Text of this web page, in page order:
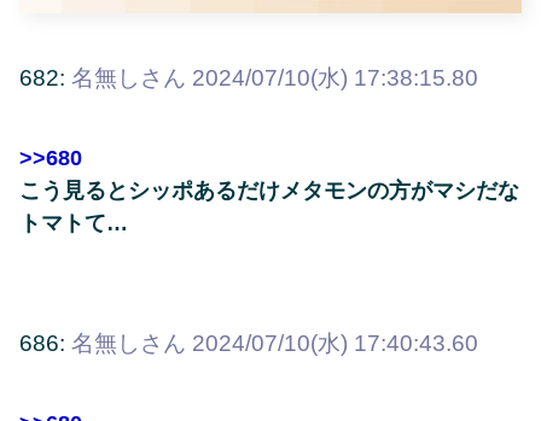
682: 名無しさん 2024/07/10(水) 17:38:15.80
>>680
こう見るとシッポあるだけメタモンの方がマシだな
トマトて…
686: 名無しさん 2024/07/10(水) 17:40:43.60